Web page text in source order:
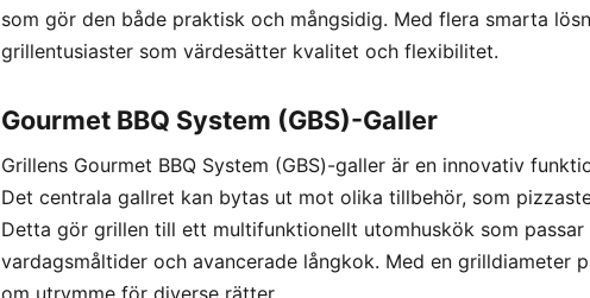
som gör den både praktisk och mångsidig. Med flera smarta
grillentusiaster som värdesätter kvalitet och flexibilitet.
Gourmet BBQ System (GBS)-Galler
Grillens Gourmet BBQ System (GBS)-galler är en innovativ
Det centrala gallret kan bytas ut mot olika tillbehör, som
Detta gör grillen till ett multifunktionellt utomhuskök som passar
vardagsmåltider och avancerade långkok. Med en grilldiameter
om utrymme för diverse rätter.